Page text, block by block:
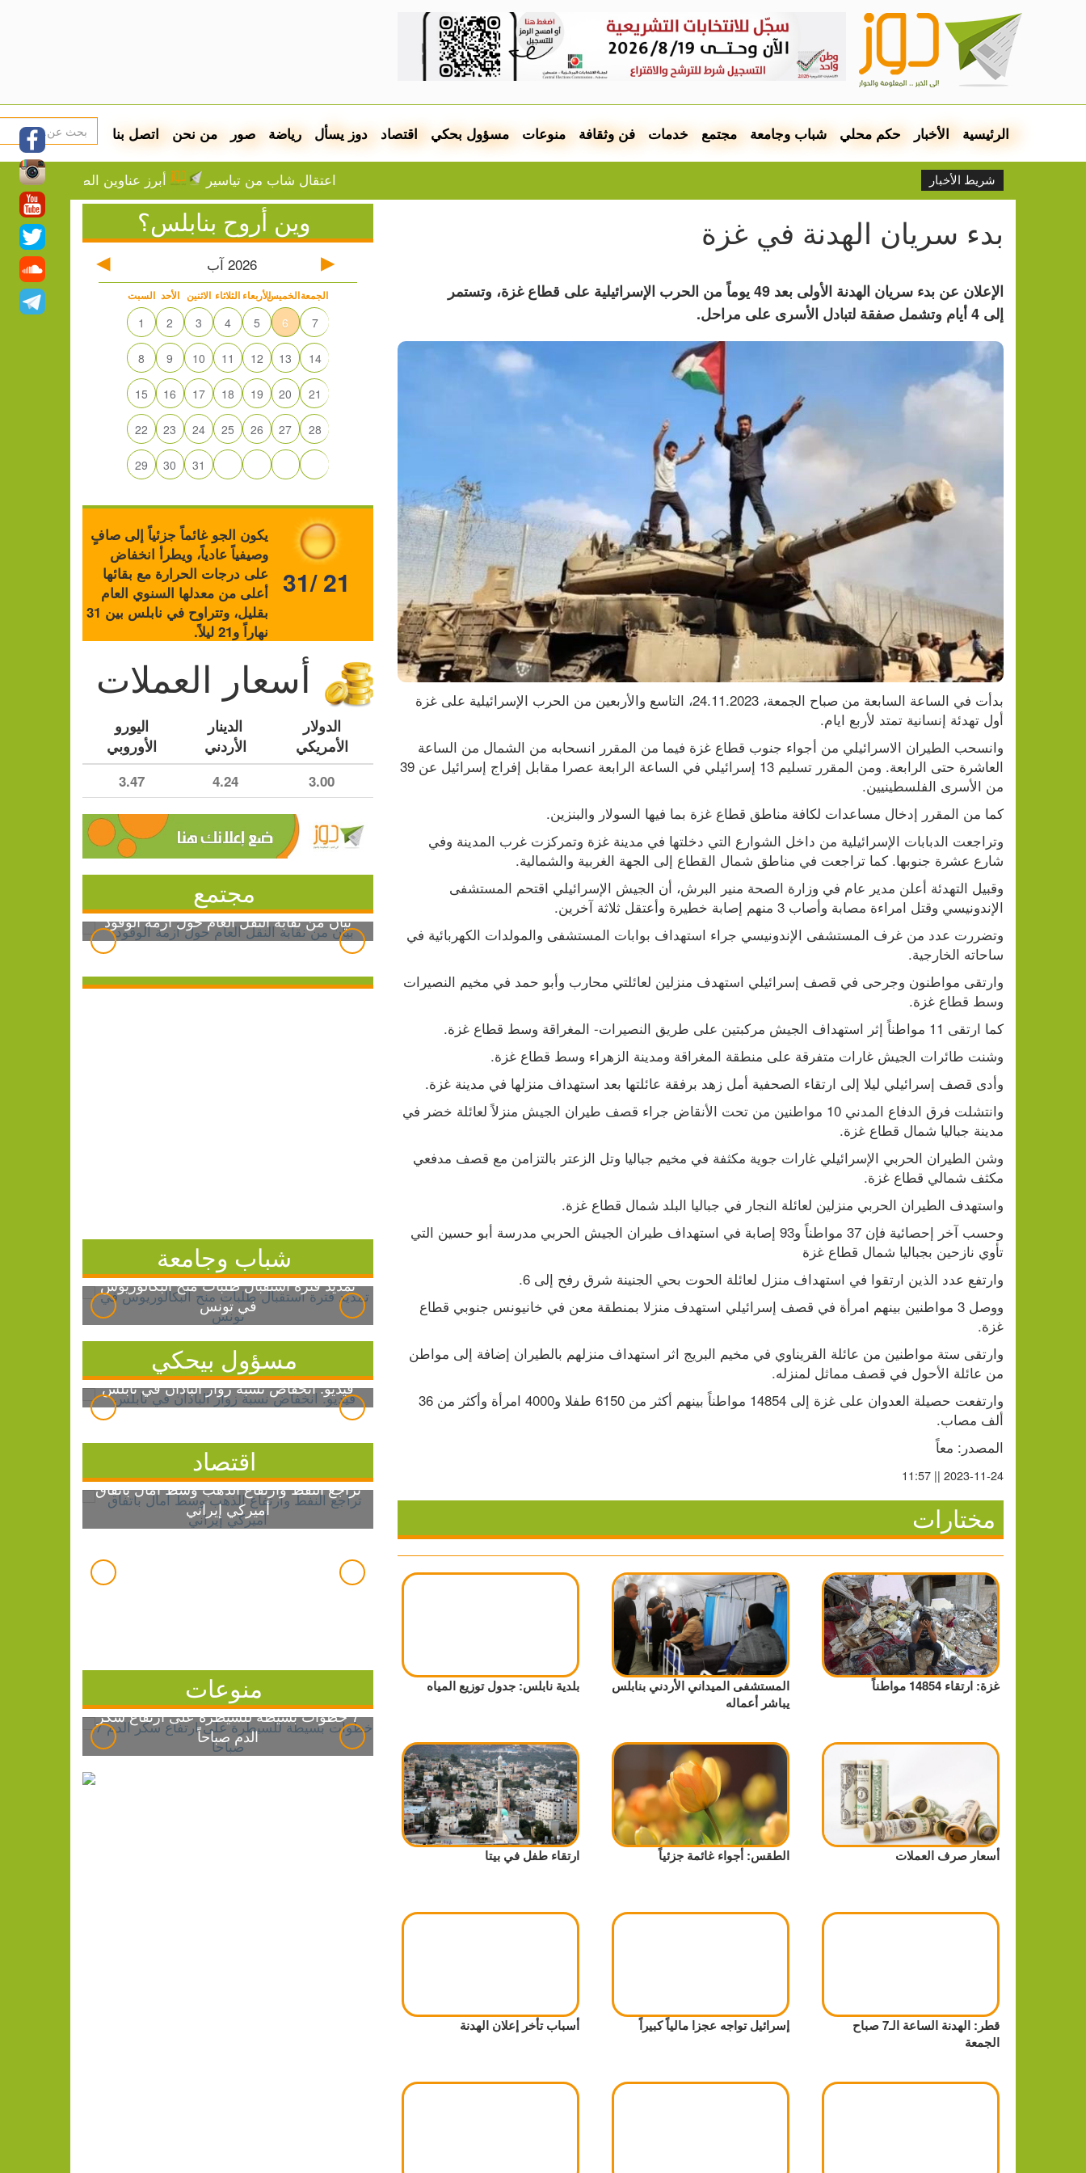
الرئيسية الأخبار حكم محلي شباب وجامعة مجتمع خدمات فن وثقافة منوعات مسؤول بحكي اقتصاد دوز يسأل رياضة صور من نحن اتصل بنا
شريط الأخبار اعتقال شاب من تياسير أبرز عناوين الصحف الفلسطينية
بدء سريان الهدنة في غزة
الإعلان عن بدء سريان الهدنة الأولى بعد 49 يوماً من الحرب الإسرائيلية على قطاع غزة، وتستمر
إلى 4 أيام وتشمل صفقة لتبادل الأسرى على مراحل.
أول تهدئة إنسانية تمتد لأربع ايام.
من الأسرى الفلسطينيين.
كما من المقرر إدخال مساعدات لكافة مناطق قطاع غزة بما فيها السولار والبنزين.
شارع عشرة جنوبها. كما تراجعت في مناطق شمال القطاع إلى الجهة الغربية والشمالية.
الإندونيسي وقتل امراءة مصابة وأصاب 3 منهم إصابة خطيرة وأعتقل ثلاثة آخرين.
ساحاته الخارجية.
وسط قطاع غزة.
كما ارتقى 11 مواطناً إثر استهداف الجيش مركبتين على طريق النصيرات- المغراقة وسط قطاع غزة.
وشنت طائرات الجيش غارات متفرقة على منطقة المغراقة ومدينة الزهراء وسط قطاع غزة.
وأدى قصف إسرائيلي ليلا إلى ارتقاء الصحفية أمل زهد برفقة عائلتها بعد استهداف منزلها في مدينة غزة.
مدينة جباليا شمال قطاع غزة.
مكثف شمالي قطاع غزة.
واستهدف الطيران الحربي منزلين لعائلة النجار في جباليا البلد شمال قطاع غزة.
تأوي نازحين بجباليا شمال قطاع غزة
وارتفع عدد الذين ارتقوا في استهداف منزل لعائلة الحوت بحي الجنينة شرق رفح إلى 6.
غزة.
من عائلة الأحول في قصف مماثل لمنزله.
ألف مصاب.
المصدر: معاً
2023-11-24 || 11:57
مختارات
غزة: ارتقاء 14854 مواطناً
المستشفى الميداني الأردني بنابلس
يباشر أعماله
بلدية نابلس: جدول توزيع المياه
أسعار صرف العملات الطقس: أجواء غائمة جزئياً ارتقاء طفل في بيتا
قطر: الهدنة الساعة الـ7 صباح
الجمعة
إسرائيل تواجه عجزا مالياً كبيراً أسباب تأخر إعلان الهدنة
وين أروح بنابلس؟
2026 آب
السبت الأحد الاثنين الثلاثاء الأربعاءالخميسالجمعة
1 2 3 4 5 6 7
8 9 10 11 12 13 14
15 16 17 18 19 20 21
22 23 24 25 26 27 28
29 30 31
يكون الجو غائماً جزئياً إلى صافٍ
وصيفياً عادياً، ويطرأ انخفاض
على درجات الحرارة مع بقائها
أعلى من معدلها السنوي العام
بقليل، وتتراوح في نابلس بين 31
نهاراً و21 ليلاً.
31/ 21
أسعار العملات
الدولار
الأمريكي
الدينار
الأردني
اليورو
الأوروبي
3.00
4.24
3.47
مجتمع
بيان من نقابة النقل العام حول أزمة الوقود
شباب وجامعة
تمديد فترة استقبال طلبات منح البكالوريوس
في تونس
مسؤول بيحكي
فيديو: انخفاض نسبة زوار الباذان في نابلس
اقتصاد
تراجع النفط وارتفاع الذهب وسط آمال باتفاق
أميركي إيراني
منوعات
7 خطوات بسيطة للسيطرة على ارتفاع سكر
الدم صباحاً